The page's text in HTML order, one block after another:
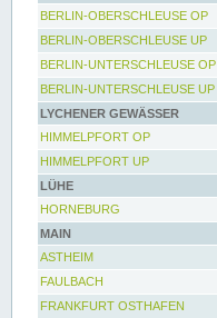
BERLIN-OBERSCHLEUSE OP
BERLIN-OBERSCHLEUSE UP
BERLIN-UNTERSCHLEUSE OP
BERLIN-UNTERSCHLEUSE UP
LYCHENER GEWÄSSER
HIMMELPFORT OP
HIMMELPFORT UP
LÜHE
HORNEBURG
MAIN
ASTHEIM
FAULBACH
FRANKFURT OSTHAFEN